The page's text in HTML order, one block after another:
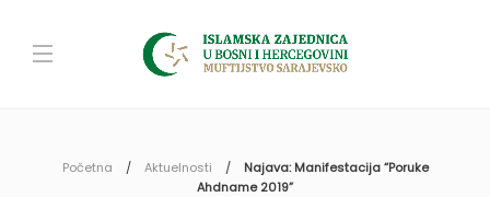
Početna Aktuelnosti
Najava: Manifestacija “Poruke
Ahdname 2019”